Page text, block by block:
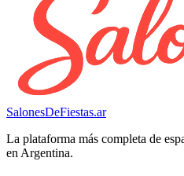
SalonesDeFiestas.ar
La plataforma más completa de
en Argentina.